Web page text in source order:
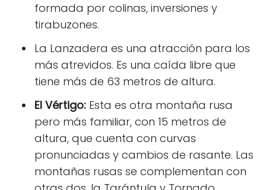
formada por colinas, inversiones y
tirabuzones.
La Lanzadera es una atracción para los
más atrevidos. Es una caída libre que
tiene más de 63 metros de altura.
El Vértigo: Esta es otra montaña rusa
pero más familiar, con 15 metros de
altura, que cuenta con curvas
pronunciadas y cambios de rasante. Las
montañas rusas se complementan con